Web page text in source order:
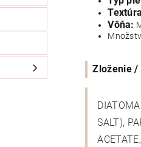
Vôňa:
Zloženie /
SALT),